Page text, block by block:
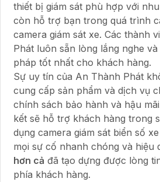
thiết bị giám sát phù hợp với
còn hỗ trợ bạn trong quá trình
camera giám sát xe. Các thành
Phát luôn sẵn lòng lắng nghe
pháp tốt nhất cho khách hàng.
Sự uy tín của An Thành Phát
cung cấp sản phẩm và dịch vụ
chính sách bảo hành và hậu
kết sẽ hỗ trợ khách hàng trong
dụng camera giám sát biển số
mọi sự cố nhanh chóng và hiệu
hơn cả đã tạo dựng được lòng
phía khách hàng.